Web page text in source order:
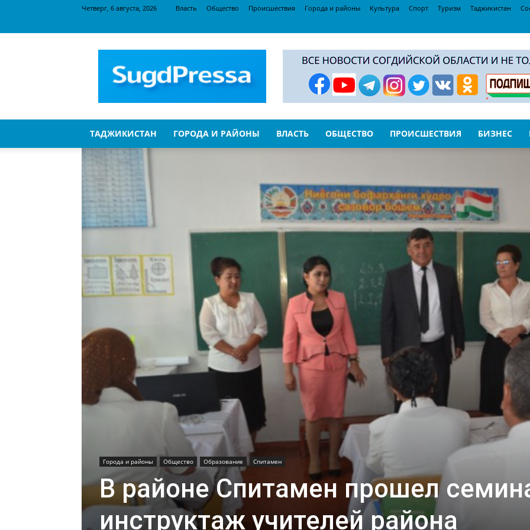
Четверг, 6 августа, 2026 Власть Общество Происшествия Города и районы Культура Спорт Туризм Таджикистан
ТАДЖИКИСТАН ГОРОДА И РАЙОНЫ ВЛАСТЬ ОБЩЕСТВО ПРОИСШЕСТВИЯ БИЗНЕС
Города и районы Общество Образование Спитамен
В районе Спитамен прошел
инструктаж учителей района